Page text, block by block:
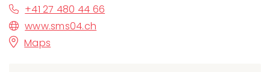
+41 27 480 44 66
www.sms04.ch
Maps